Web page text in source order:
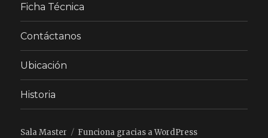
Ficha Técnica
Contáctanos
Ubicación
Historia
Sala Master Funciona gracias a WordPress